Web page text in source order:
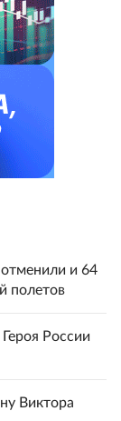
и 64
полетов
России
Виктора